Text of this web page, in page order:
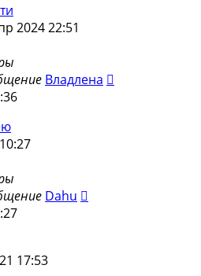
2024 22:51
Владлена
Dahu
17:53